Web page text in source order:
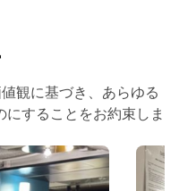
観に基づき、あらゆる
することをお約束しま